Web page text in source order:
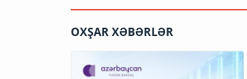
OXŞAR XƏBƏRLƏR